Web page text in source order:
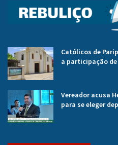
Católicos de
a participação
Vereador acusa
para se eleger